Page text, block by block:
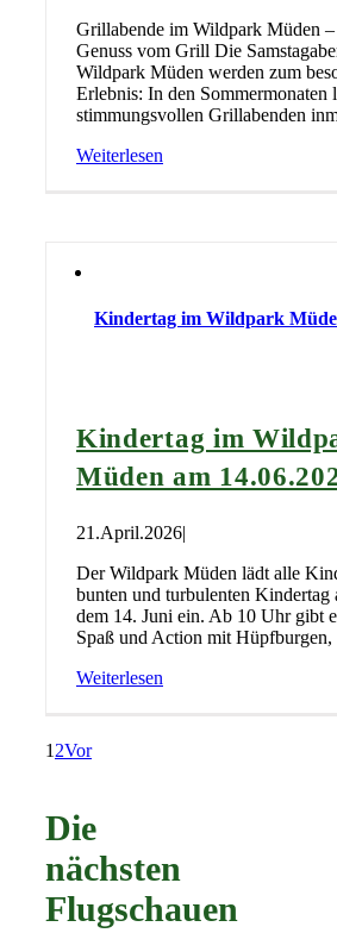
Grillabende im Wildpark Müden
Genuss vom Grill Die
Wildpark Müden werden zum
Erlebnis: In den Sommermonaten
stimmungsvollen Grillabenden
Weiterlesen
Kindertag im Wildpark
Kindertag im
Müden am
21.April.2026|
Der Wildpark Müden lädt alle
bunten und turbulenten Kindertag
dem 14. Juni ein. Ab 10 Uhr gibt
Spaß und Action mit
Weiterlesen
1 2Vor
Die
nächsten
Flugschauen